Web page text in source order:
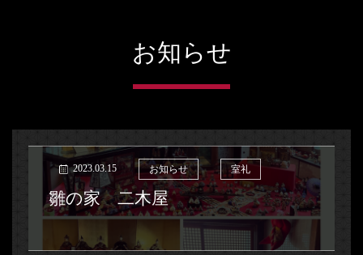
お知らせ
2023.03.15 お知らせ 室礼
雛の家 二木屋